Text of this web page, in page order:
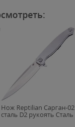
Нож Reptilian Сарган-02
сталь D2 рукоять Сталь